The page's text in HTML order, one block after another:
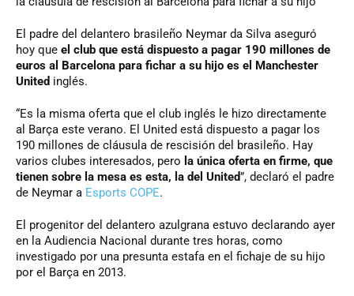
El padre del delantero brasileño Neymar da Silva aseguró
hoy que el club que está dispuesto a pagar 190 millones de
euros al Barcelona para fichar a su hijo es el Manchester
United inglés.
“Es la misma oferta que el club inglés le hizo directamente
al Barça este verano. El United está dispuesto a pagar los
190 millones de cláusula de rescisión del brasileño. Hay
varios clubes interesados, pero la única oferta en firme, que
tienen sobre la mesa es esta, la del United”, declaró el padre
de Neymar a Esports COPE.
El progenitor del delantero azulgrana estuvo declarando ayer
en la Audiencia Nacional durante tres horas, como
investigado por una presunta estafa en el fichaje de su hijo
por el Barça en 2013.